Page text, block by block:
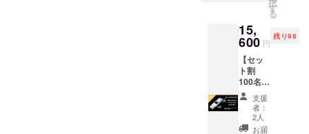
より出
荷時期
が遅れ
る場合
があり
ます。
ござい
ます。
※デザイ
ン・仕
様は変
更にな
る可能
性もご
ざいま
す。ご
効率が
た場
合、正
規販売
価格が
販売予
定価格
より下
がる可
能性も
ござい
す
る
15,
600 円
残り98
【セッ
ト割
100名様
限定
35％OF
USBtou
支援
者：
2人
お届